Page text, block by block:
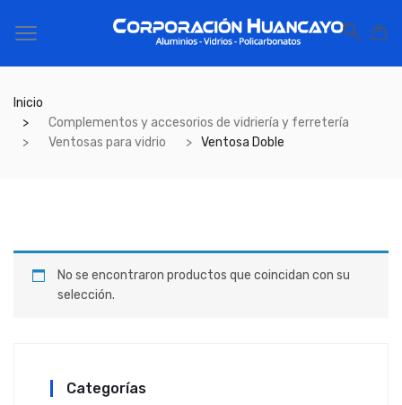
Inicio
Complementos y accesorios de vidriería y ferretería
Ventosas para vidrio
Ventosa Doble
No se encontraron productos que coincidan con su
selección.
Categorías